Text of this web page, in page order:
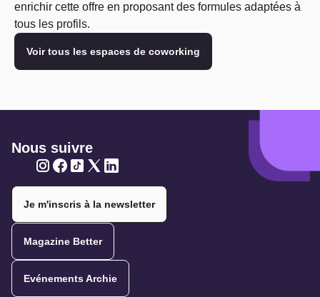
enrichir cette offre en proposant des formules adaptées à
tous les profils.
Voir tous les espaces de coworking
Nous suivre
Je m'inscris à la newsletter
Magazine Better
Evénements Archie